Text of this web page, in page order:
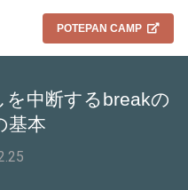
POTEPAN CAMP
中断するbreakの
基本